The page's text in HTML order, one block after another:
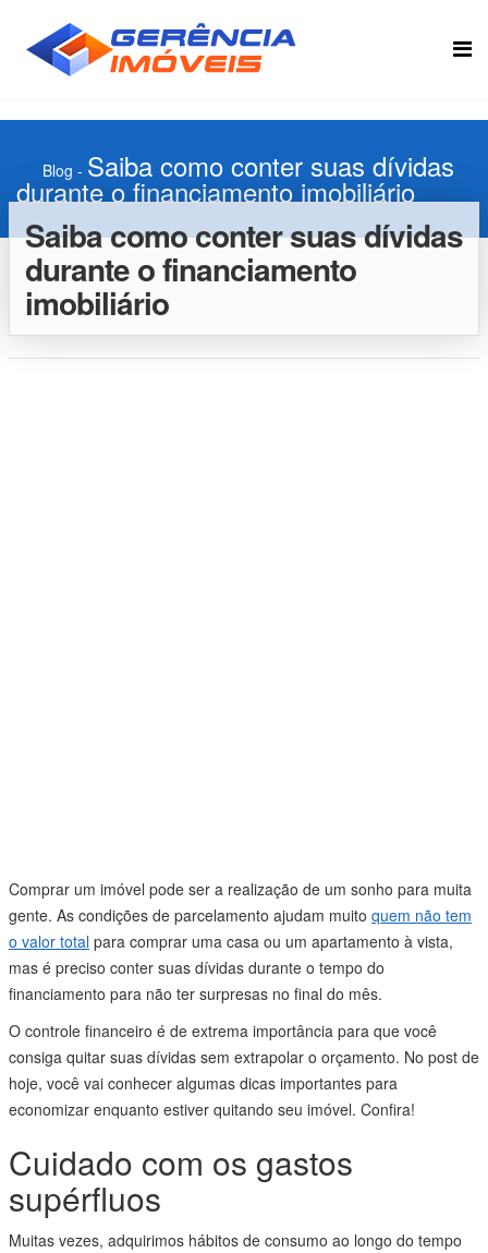
Blog - Saiba como conter suas dívidas
durante o financiamento imobiliário
Saiba como conter suas dívidas
durante o financiamento
imobiliário
Comprar um imóvel pode ser a realização de um sonho para muita
gente. As condições de parcelamento ajudam muito quem não tem
o valor total para comprar uma casa ou um apartamento à vista,
mas é preciso conter suas dívidas durante o tempo do
financiamento para não ter surpresas no final do mês.
O controle financeiro é de extrema importância para que você
consiga quitar suas dívidas sem extrapolar o orçamento. No post de
hoje, você vai conhecer algumas dicas importantes para
economizar enquanto estiver quitando seu imóvel. Confira!
Cuidado com os gastos
supérfluos
Muitas vezes, adquirimos hábitos de consumo ao longo do tempo